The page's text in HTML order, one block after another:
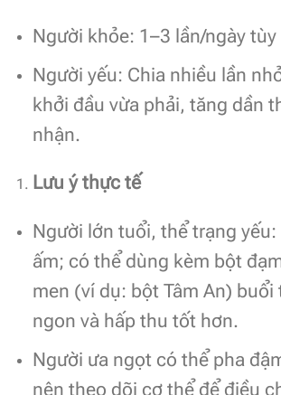
Người khỏe: 1–3 lần/ngày
Người yếu: Chia nhiều lần
khởi đầu vừa phải, tăng dần
nhận.
Lưu ý thực tế
Người lớn tuổi, thể trạng yếu:
ấm; có thể dùng kèm bột
men (ví dụ: bột Tâm An) buổi
ngon và hấp thu tốt hơn.
Người ưa ngọt có thể pha
nên theo dõi cơ thể để điều